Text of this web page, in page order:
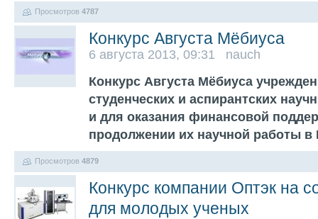
Просмотров 4787
Конкурс Августа Мёбиуса
6 августа 2013, 09:31 nauch
Конкурс Августа Мёбиуса
студенческих и аспирантских
и для оказания финансовой
продолжении их научной работы
Просмотров 4879
Конкурс компании Оптэк на
для молодых ученых